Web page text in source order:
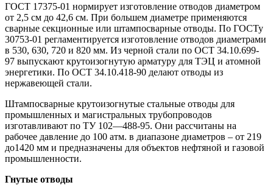
ГОСТ 17375-01 нормирует изготовление отводов диаметром
от 2,5 см до 42,6 см. При большем диаметре применяются
сварные секционные или штампосварные отводы. По ГОСТу
30753-01 регламентируется изготовление отводов диаметрами
в 530, 630, 720 и 820 мм. Из черной стали по ОСТ 34.10.699-
97 выпускают крутоизогнутую арматуру для ТЭЦ и атомной
энергетики. По ОСТ 34.10.418-90 делают отводы из
нержавеющей стали.
Штaмпосвaрные крутоизогнутые стальные отводы для
промышленных и магистральных трубопроводов
изготавливают по ТУ 102—488-95. Они рассчитаны нa
рабочее давление до 100 aтм. в диапазоне диаметров – от 219
до1420 мм и предназначены для объектов нефтяной и газовой
промышленности.
Гнутые отводы